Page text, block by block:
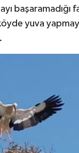
başaramadığı
yuva